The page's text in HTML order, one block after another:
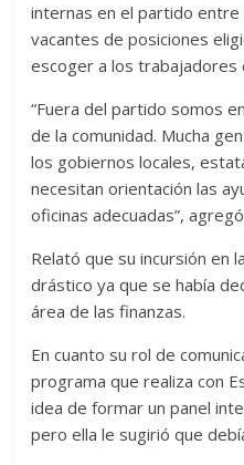
internas en el partido entre
vacantes de posiciones
escoger a los trabajadores
“Fuera del partido somos
de la comunidad. Mucha
los gobiernos locales,
necesitan orientación las
oficinas adecuadas”,
Relató que su incursión en
drástico ya que se había
área de las finanzas.
En cuanto su rol de
programa que realiza con
idea de formar un panel
pero ella le sugirió que